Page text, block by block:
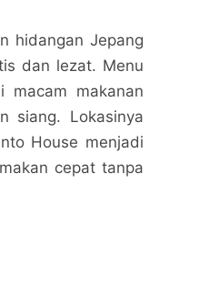
hidangan Jepang
dan lezat. Menu
macam makanan
siang. Lokasinya
House menjadi
cepat tanpa